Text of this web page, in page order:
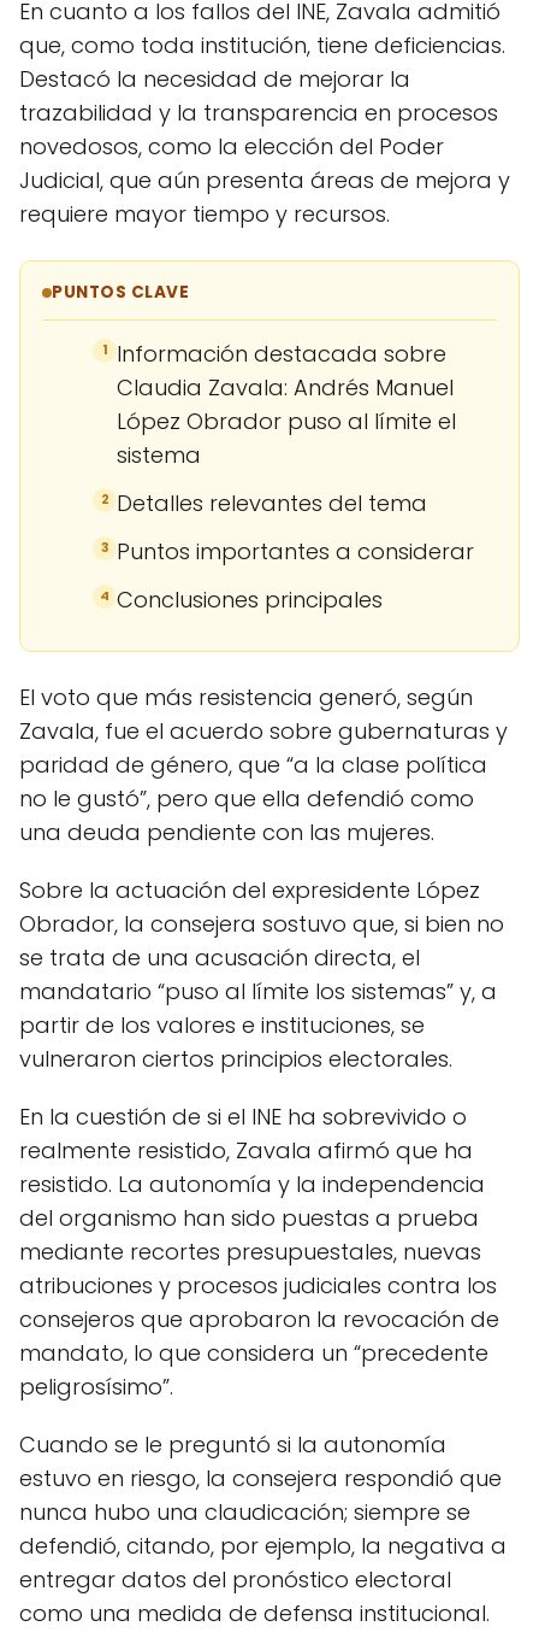
En cuanto a los fallos del INE, Zavala admitió
que, como toda institución, tiene deficiencias.
Destacó la necesidad de mejorar la
trazabilidad y la transparencia en procesos
novedosos, como la elección del Poder
Judicial, que aún presenta áreas de mejora y
requiere mayor tiempo y recursos.
PUNTOS CLAVE
1 Información destacada sobre
Claudia Zavala: Andrés Manuel
López Obrador puso al límite el
sistema
2 Detalles relevantes del tema
3 Puntos importantes a considerar
4 Conclusiones principales
El voto que más resistencia generó, según
Zavala, fue el acuerdo sobre gubernaturas y
paridad de género, que “a la clase política
no le gustó”, pero que ella defendió como
una deuda pendiente con las mujeres.
Sobre la actuación del expresidente López
Obrador, la consejera sostuvo que, si bien no
se trata de una acusación directa, el
mandatario “puso al límite los sistemas” y, a
partir de los valores e instituciones, se
vulneraron ciertos principios electorales.
En la cuestión de si el INE ha sobrevivido o
realmente resistido, Zavala afirmó que ha
resistido. La autonomía y la independencia
del organismo han sido puestas a prueba
mediante recortes presupuestales, nuevas
atribuciones y procesos judiciales contra los
consejeros que aprobaron la revocación de
mandato, lo que considera un “precedente
peligrosísimo”.
Cuando se le preguntó si la autonomía
estuvo en riesgo, la consejera respondió que
nunca hubo una claudicación; siempre se
defendió, citando, por ejemplo, la negativa a
entregar datos del pronóstico electoral
como una medida de defensa institucional.